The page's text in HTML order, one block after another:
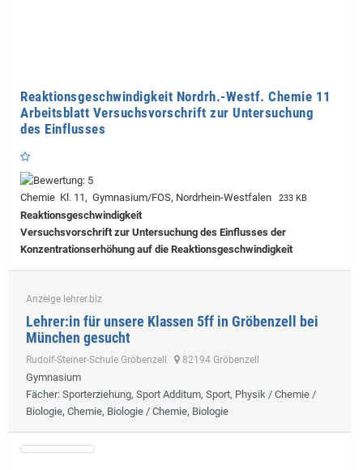
Reaktionsgeschwindigkeit Nordrh.-Westf. Chemie 11
Arbeitsblatt Versuchsvorschrift zur Untersuchung
des Einflusses
Chemie Kl. 11, Gymnasium/FOS, Nordrhein-Westfalen 233 KB
Reaktionsgeschwindigkeit
Versuchsvorschrift zur Untersuchung des Einflusses der
Konzentrationserhöhung auf die Reaktionsgeschwindigkeit
Anzeige lehrer.biz
Lehrer:in für unsere Klassen 5ff in Gröbenzell bei
München gesucht
Rudolf-Steiner-Schule Gröbenzell 82194 Gröbenzell
Gymnasium
Fächer: Sporterziehung, Sport Additum, Sport, Physik / Chemie /
Biologie, Chemie, Biologie / Chemie, Biologie